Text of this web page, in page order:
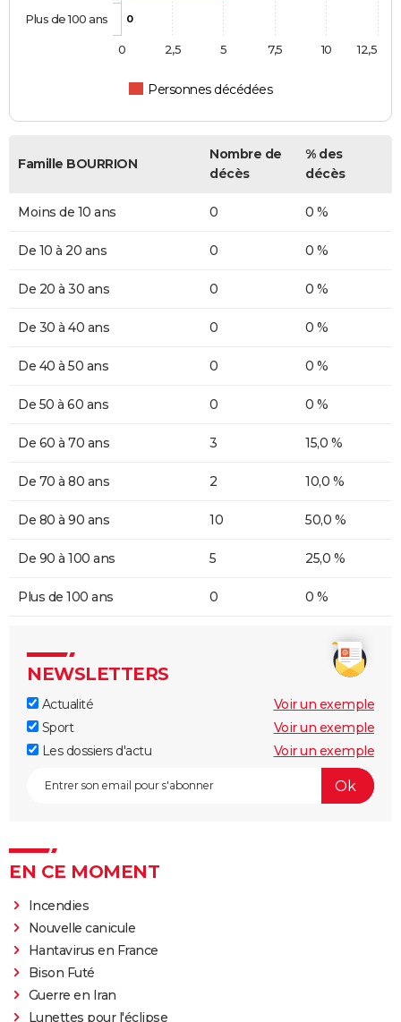
0
Personnes décédées
Plus de 100 ans
0 10
2,5 5 7,5 12,5
Famille BOURRION
Nombre de
décès
% des
décès
Moins de 10 ans 0 0 %
De 10 à 20 ans 0 0 %
De 20 à 30 ans 0 0 %
De 30 à 40 ans 0 0 %
De 40 à 50 ans 0 0 %
De 50 à 60 ans 0 0 %
De 60 à 70 ans 3 15,0 %
De 70 à 80 ans 2 10,0 %
De 80 à 90 ans 10 50,0 %
De 90 à 100 ans 5 25,0 %
Plus de 100 ans 0 0 %
NEWSLETTERS
Actualité
Voir un exemple
Sport
Voir un exemple
Les dossiers d'actu
Voir un exemple
EN CE MOMENT
Incendies
Nouvelle canicule
Hantavirus en France
Bison Futé
Guerre en Iran
Lunettes pour l'éclipse